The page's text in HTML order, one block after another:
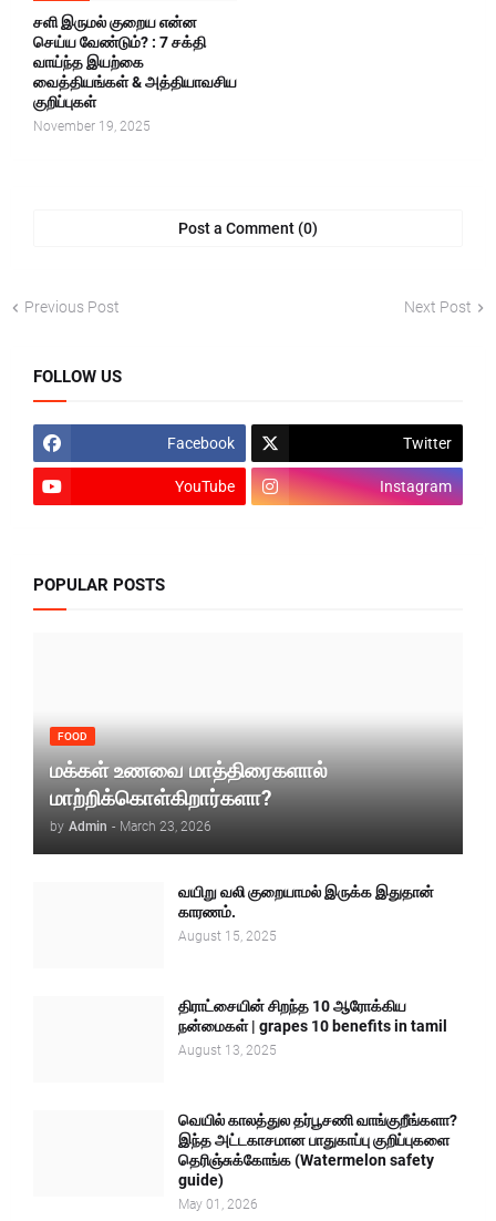
சளி இருமல் குறைய என்ன
செய்ய வேண்டும்? : 7 சக்தி
வாய்ந்த இயற்கை
வைத்தியங்கள் & அத்தியாவசிய
குறிப்புகள்
November 19, 2025
Post a Comment (0)
Previous Post Next Post
FOLLOW US
Facebook Twitter
YouTube Instagram
POPULAR POSTS
FOOD
மக்கள் உணவை மாத்திரைகளால்
மாற்றிக்கொள்கிறார்களா?
by Admin - March 23, 2026
வயிறு வலி குறையாமல் இருக்க இதுதான்
காரணம்.
August 15, 2025
திராட்சையின் சிறந்த 10 ஆரோக்கிய
நன்மைகள் | grapes 10 benefits in tamil
August 13, 2025
வெயில் காலத்துல தர்பூசணி வாங்குறீங்களா?
இந்த அட்டகாசமான பாதுகாப்பு குறிப்புகளை
தெரிஞ்சுக்கோங்க (Watermelon safety
guide)
May 01, 2026